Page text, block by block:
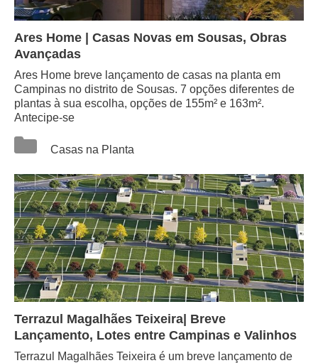
Ares Home | Casas Novas em Sousas, Obras
Avançadas
Ares Home breve lançamento de casas na planta em
Campinas no distrito de Sousas. 7 opções diferentes de
plantas à sua escolha, opções de 155m² e 163m².
Antecipe-se
Casas na Planta
Terrazul Magalhães Teixeira| Breve
Lançamento, Lotes entre Campinas e Valinhos
Terrazul Magalhães Teixeira é um breve lançamento de